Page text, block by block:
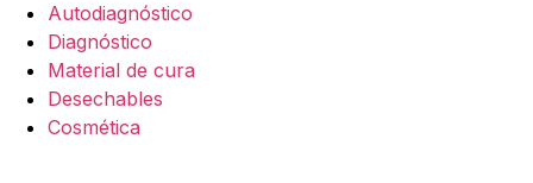
Autodiagnóstico
Diagnóstico
Material de cura
Desechables
Cosmética